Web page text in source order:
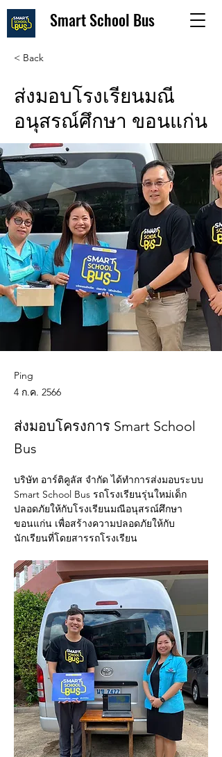
Smart School Bus
< Back
ส่งมอบโรงเรียนมณี
อนุสรณ์ศึกษา ขอนแก่น
Ping
4 ก.ค. 2566
ส่งมอบโครงการ Smart School
Bus
บริษัท อาร์ติคูลัส จำกัด ได้ทำการส่งมอบระบบ
Smart School Bus รถโรงเรียนรุ่นใหม่เด็ก
ปลอดภัยให้กับโรงเรียนมณีอนุสรณ์ศึกษา
ขอนแก่น เพื่อสร้างความปลอดภัยให้กับ
นักเรียนที่โดยสารรถโรงเรียน